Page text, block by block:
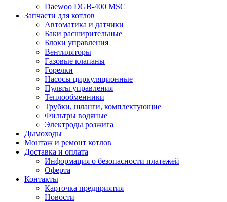
Daewoo DGB-400 MSC
Запчасти для котлов
Автоматика и датчики
Баки расширительные
Блоки управления
Вентиляторы
Газовые клапаны
Горелки
Насосы циркуляционные
Пульты управления
Теплообменники
Трубки, шланги, комплектующие
Фильтры водяные
Электроды розжига
Дымоходы
Монтаж и ремонт котлов
Доставка и оплата
Информация о безопасности платежей
Оферта
Контакты
Карточка предприятия
Новости